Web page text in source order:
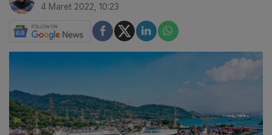
4 Maret 2022, 10:23